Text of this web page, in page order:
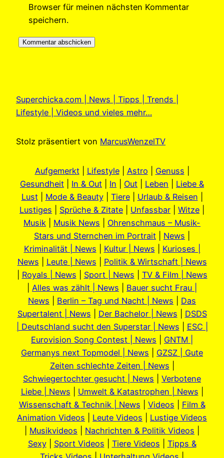
Browser für meinen nächsten Kommentar
speichern.
Superchicka.com | News | Tipps | Trends |
Lifestyle | Videos und vieles mehr…
Stolz präsentiert von MarcusWenzelTV
Aufgemerkt| Lifestyle| Astro Genuss
Gesundheit
In & Out In Out Leben
Liebe &
Lust| Mode & Beauty| Tiere| Urlaub & Reisen
Lustiges
Sprüche & Zitate Unfassbar Witze
Musik
Musik News
Ohrenschmaus – Musik-
Stars und Sternchen im Portrait
News
Kriminalität | News
Kultur | News
Kurioses |
News
Leute | News
Politik & Wirtschaft | News
Royals | News Sport | News
TV & Film | News
Alles was zählt | News
Bauer sucht Frau |
News
Berlin – Tag und Nacht | News
Das
Supertalent | News
Der Bachelor | News
DSDS
| Deutschland sucht den Superstar | News
ESC |
Eurovision Song Contest | News
GNTM |
Germanys next Topmodel | News
GZSZ | Gute
Zeiten schlechte Zeiten | News
Schwiegertochter gesucht | News
Verbotene
Liebe | News
Umwelt & Katastrophen | News
Wissenschaft & Technik | News
Videos
Film &
Animation Videos
Leute Videos
Lustige Videos
Musikvideos Nachrichten & Politik Videos
Sexy| Sport Videos Tiere Videos
Tipps &